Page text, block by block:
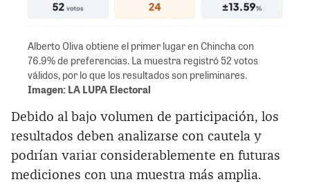
Alberto Oliva obtiene el primer lugar en Chincha con
76.9% de preferencias. La muestra registró 52 votos
válidos, por lo que los resultados son preliminares.
Imagen: LA LUPA Electoral
Debido al bajo volumen de participación, los
resultados deben analizarse con cautela y
podrían variar considerablemente en futuras
mediciones con una muestra más amplia.